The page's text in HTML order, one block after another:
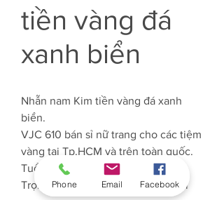
tiền vàng đá
xanh biển
Nhẫn nam Kim tiền vàng đá xanh
biển.
VJC 610 bán sỉ nữ trang cho các tiệm
vàng tại Tp.HCM và trên toàn quốc.
Tuổi Vàng: 61%
Trọng lượng Vàng: Khoảng 3.6 chỉ
Phone Email Facebook